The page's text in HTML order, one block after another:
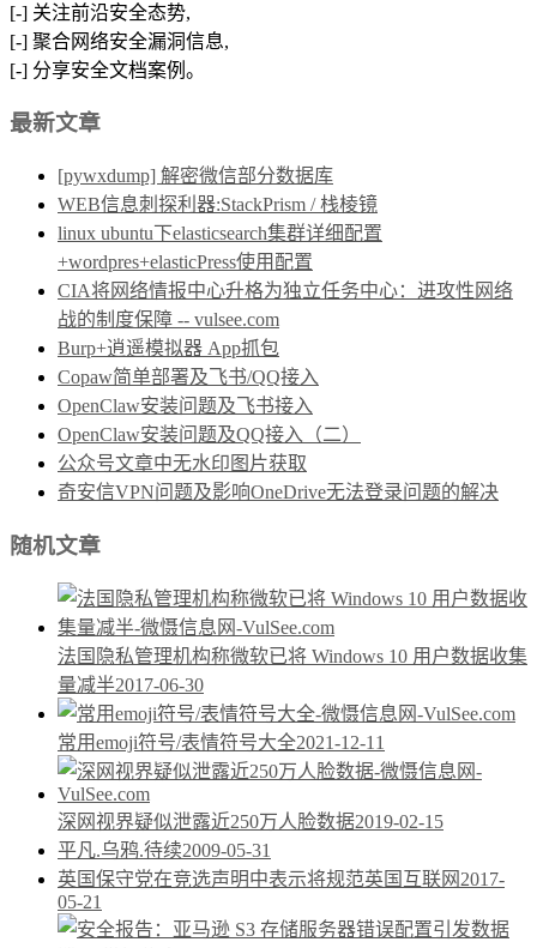
[-] 关注前沿安全态势,
[-] 聚合网络安全漏洞信息,
[-] 分享安全文档案例。
最新文章
[pywxdump] 解密微信部分数据库
WEB信息刺探利器:StackPrism / 栈棱镜
linux ubuntu下elasticsearch集群详细配置
+wordpres+elasticPress使用配置
CIA将网络情报中心升格为独立任务中心：进攻性网络
战的制度保障 -- vulsee.com
Burp+逍遥模拟器 App抓包
Copaw简单部署及飞书/QQ接入
OpenClaw安装问题及飞书接入
OpenClaw安装问题及QQ接入（二）
公众号文章中无水印图片获取
奇安信VPN问题及影响OneDrive无法登录问题的解决
随机文章
法国隐私管理机构称微软已将 Windows 10 用户数据收集
量减半2017-06-30
常用emoji符号/表情符号大全2021-12-11
深网视界疑似泄露近250万人脸数据2019-02-15
平凡.乌鸦.待续2009-05-31
英国保守党在竞选声明中表示将规范英国互联网 2017-
05-21